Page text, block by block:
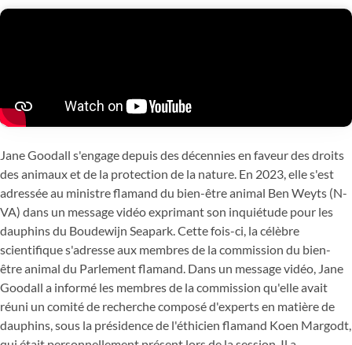
Jane Goodall s'engage depuis des décennies en faveur des droits
des animaux et de la protection de la nature. En 2023, elle s'est
adressée au ministre flamand du bien-être animal Ben Weyts (N-
VA) dans un message vidéo exprimant son inquiétude pour les
dauphins du Boudewijn Seapark. Cette fois-ci, la célèbre
scientifique s'adresse aux membres de la commission du bien-
être animal du Parlement flamand. Dans un message vidéo, Jane
Goodall a informé les membres de la commission qu'elle avait
réuni un comité de recherche composé d'experts en matière de
dauphins, sous la présidence de l'éthicien flamand Koen Margodt,